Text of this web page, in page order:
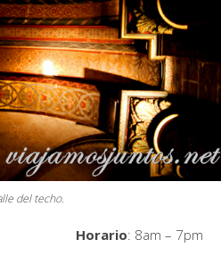
del techo.
Horario: 8am – 7pm